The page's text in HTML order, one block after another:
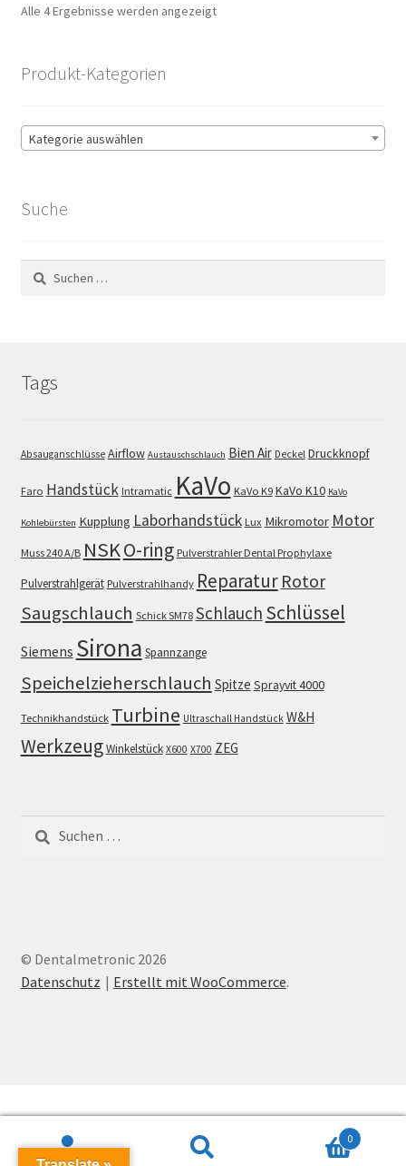
Alle 4 Ergebnisse werden angezeigtNach
Produkt-Kategorien
Kategorie auswählen
Suche
Suchen
nach:
Tags
Absauganschlüsse Airflow Austauschschlauch Bien Air Deckel Druckknopf
Faro Handstück Intramatic KaVo KaVo K9 KaVo K10 KaVo
Kohlebürsten Kupplung Laborhandstück Lux Mikromotor Motor
Muss 240 A/B NSKO-ring Pulverstrahler Dental Prophylaxe
Pulverstrahlgerät Pulverstrahlhandy Reparatur Rotor
Saugschlauch Schick SM78 Schlauch Schlüssel
Siemens Sirona Spannzange
Speichelzieherschlauch Spitze Sprayvit 4000
Technikhandstück Turbine Ultraschall Handstück W&H
WerkzeugWinkelstück X600 X700 ZEG
nach:
© Dentalmetronic 2026
Datenschutz
Erstellt mit WooCommerce.
Suchen
Suchen
0